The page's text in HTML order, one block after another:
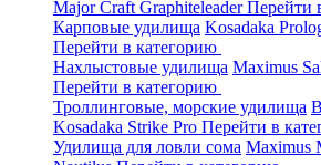
Major Craft GraphiteleaderПерейти
Карповые удилища Kosadaka
Перейти в категорию
Нахлыстовые удилища Maximus
Перейти в категорию
Троллинговые, морские удилища
Kosadaka Strike Pro Перейти в
Удилища для ловли сома Maximus